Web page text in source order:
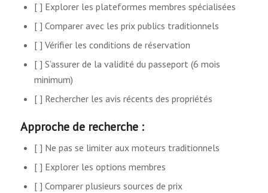
[ ] Explorer les plateformes membres spécialisées
[ ] Comparer avec les prix publics traditionnels
[ ] Vérifier les conditions de réservation
[ ] S’assurer de la validité du passeport (6 mois
minimum)
[ ] Rechercher les avis récents des propriétés
Approche de recherche :
[ ] Ne pas se limiter aux moteurs traditionnels
[ ] Explorer les options membres
[ ] Comparer plusieurs sources de prix